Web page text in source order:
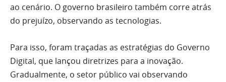
ao cenário. O governo brasileiro também corre atrás
do prejuízo, observando as tecnologias.
Para isso, foram traçadas as estratégias do Governo
Digital, que lançou diretrizes para a inovação.
Gradualmente, o setor público vai observando